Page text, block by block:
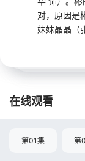
对，原因是
妹妹晶晶（
在线观看
第01集 第